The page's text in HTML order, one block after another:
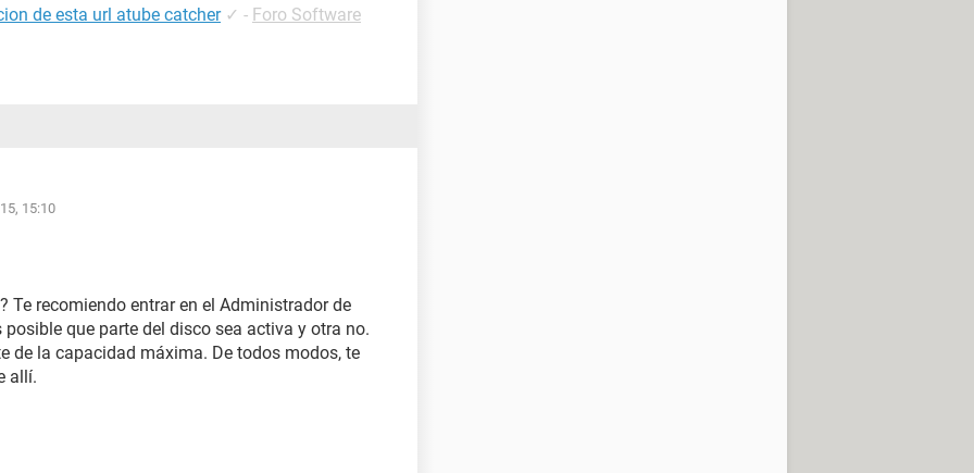
de esta url atube catcher ✓ - Foro Software
15:10
Te recomiendo entrar en el Administrador de
que parte del disco sea activa y otra no.
de la capacidad máxima. De todos modos, te
allí.